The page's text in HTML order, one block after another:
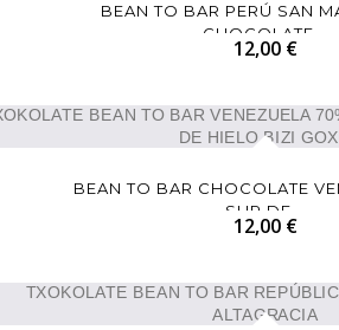
BEAN TO BAR PERÚ SAN
CHOCOLATE...
12,00 €
BEAN TO BAR CHOCOLATE
SUR DE...
12,00 €